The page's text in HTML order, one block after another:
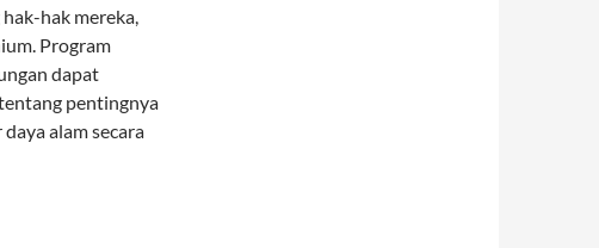
hak mereka,
Program
dapat
pentingnya
alam secara